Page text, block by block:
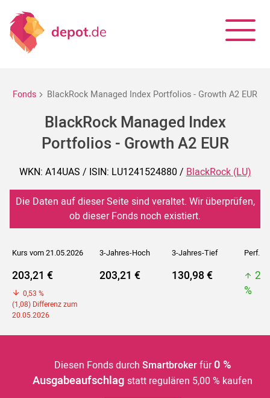
Fonds BlackRock Managed Index Portfolios - Growth A2 EUR
BlackRock Managed Index
Portfolios - Growth A2 EUR
WKN: A14UAS / ISIN: LU1241524880 /BlackRock (LU)
Die Daten auf dieser Seite sind veraltet. Wir überprüfen,
ob dieser Fonds noch existiert.
Kurs vom 21.05.2026 3-Jahres-Hoch 3-Jahres-Tief Perf. 5J
203,21 €
0,53 %
(1,08) Differenz zum
20.05.2026
203,21 € 130,98 €
%
Diesen Fonds durch Smartbrokerfür 0 %
Ausgabeaufschlagstatt regulären 5,00 % kaufen